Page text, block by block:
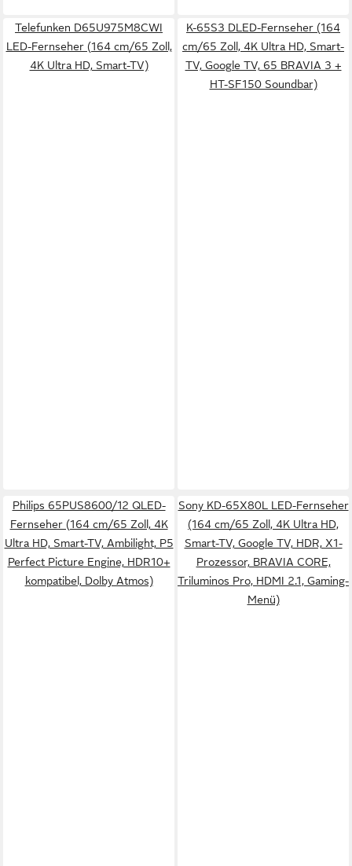
Telefunken D65U975M8CWI
LED-Fernseher (164 cm/65 Zoll,
4K Ultra HD, Smart-TV)
K-65S3 DLED-Fernseher (164
cm/65 Zoll, 4K Ultra HD, Smart-
TV, Google TV, 65 BRAVIA 3 +
HT-SF150 Soundbar)
Philips 65PUS8600/12 QLED-
Fernseher (164 cm/65 Zoll, 4K
Ultra HD, Smart-TV, Ambilight, P5
Perfect Picture Engine, HDR10+
kompatibel, Dolby Atmos)
Sony KD-65X80L LED-Fernseher
(164 cm/65 Zoll, 4K Ultra HD,
Smart-TV, Google TV, HDR, X1-
Prozessor, BRAVIA CORE,
Triluminos Pro, HDMI 2.1, Gaming-
Menü)